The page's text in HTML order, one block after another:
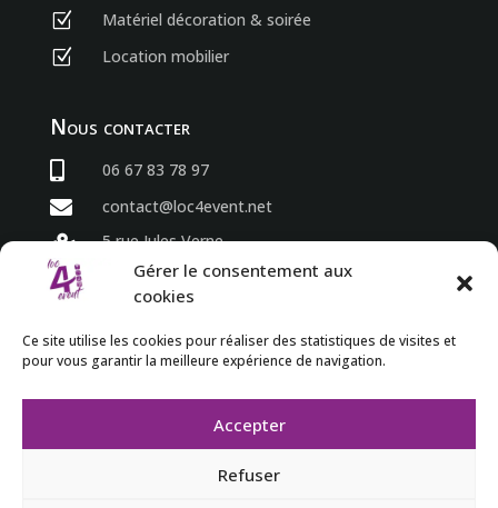
Gérer le consentement aux
cookies
Ce site utilise les cookies pour réaliser des statistiques de visites et
pour vous garantir la meilleure expérience de navigation.
Accepter
Refuser
Z Matériel décoration & soirée
Z Location mobilier
Nous contacter
 06 67 83 78 97
 contact@loc4event.net

5 rue Jules Verne
86800 Sèvres Anxaumont
 du lundi au vendredi
 8h00 à 18h00